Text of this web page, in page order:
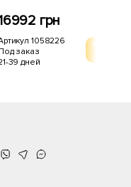
грн
1058226
заказ
39 дней